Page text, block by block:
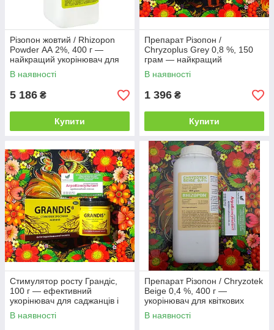
Різопон жовтий / Rhizopon
Powder АА 2%, 400 г —
найкращий укорінювач для
рослин, Rhizopon BV
В наявності
5 186 ₴
Купити
Препарат Різопон /
Chryzoplus Grey 0,8 %, 150
грам — найкращий
укорінювач для квіткових
культур, Rhizopon BV
В наявності
1 396 ₴
Купити
Стимулятор росту Грандіс,
100 г — ефективний
укорінювач для саджанців і
живців усіх видів рослин
В наявності
Препарат Різопон / Chryzotek
Beige 0,4 %, 400 г —
укорінювач для квіткових
культур
В наявності